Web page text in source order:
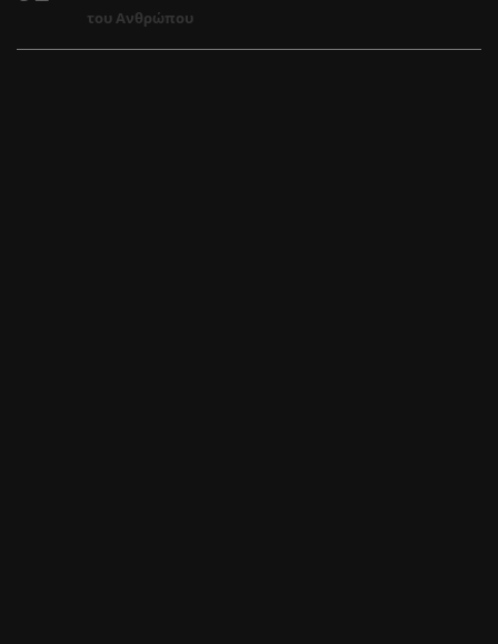
του Ανθρώπου